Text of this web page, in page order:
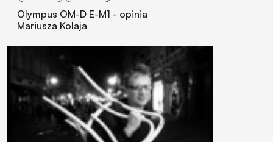
Olympus OM-D E-M1 - opinia
Mariusza Kolaja